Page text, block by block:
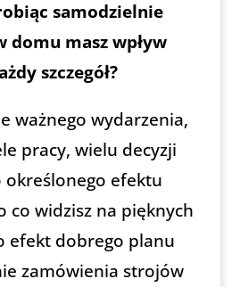
samodzielnie
domu masz wpływ
szczegół?
ważnego wydarzenia,
pracy, wielu decyzji
określonego efektu
co widzisz na pięknych
efekt dobrego planu
zamówienia strojów